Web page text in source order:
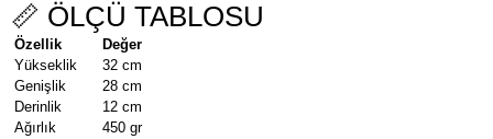
📏 ÖLÇÜ TABLOSU
Özellik
Değer
Yükseklik
32 cm
Genişlik
28 cm
Derinlik
12 cm
Ağırlık
450 gr